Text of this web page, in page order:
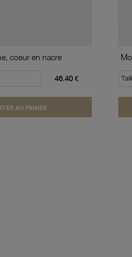
coeur en nacre
46.40 €
AU PANIER